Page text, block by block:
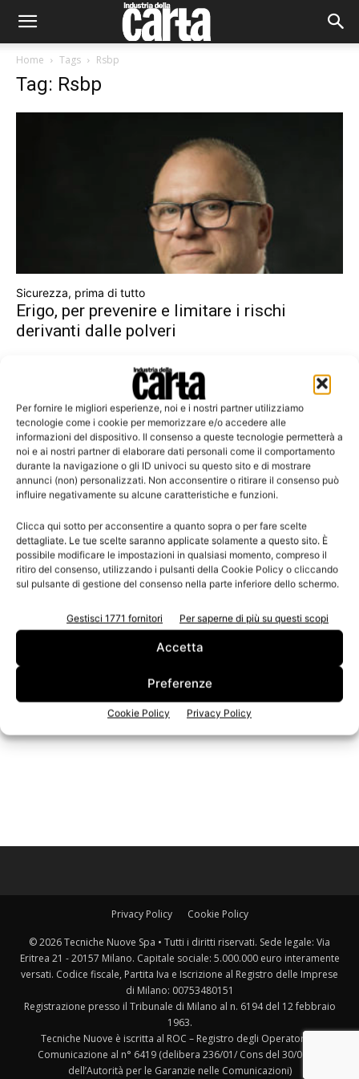
Per fornire le migliori esperienze, noi e i nostri partner utilizziamo
tecnologie come i cookie per memorizzare e/o accedere alle
informazioni del dispositivo. Il consenso a queste tecnologie permetterà a
noi e ai nostri partner di elaborare dati personali come il comportamento
durante la navigazione o gli ID univoci su questo sito e di mostrare
annunci (non) personalizzati. Non acconsentire o ritirare il consenso può
influire negativamente su alcune caratteristiche e funzioni.
Clicca qui sotto per acconsentire a quanto sopra o per fare scelte
dettagliate. Le tue scelte saranno applicate solamente a questo sito. È
possibile modificare le impostazioni in qualsiasi momento, compreso il
ritiro del consenso, utilizzando i pulsanti della Cookie Policy o cliccando
sul pulsante di gestione del consenso nella parte inferiore dello schermo.
Gestisci 1771 fornitori Per saperne di più su questi scopi
Accetta
Preferenze
Cookie Policy Privacy Policy
Home Tags Rsbp
Tag: Rsbp
Sicurezza, prima di tutto
Erigo, per prevenire e limitare i rischi
derivanti dalle polveri
Leggi la rivista
Edicola Web
Privacy Policy Cookie Policy
© 2026 Tecniche Nuove Spa • Tutti i diritti riservati. Sede legale: Via
Eritrea 21 - 20157 Milano. Capitale sociale: 5.000.000 euro interamente
versati. Codice fiscale, Partita Iva e Iscrizione al Registro delle Imprese
di Milano: 00753480151
Registrazione presso il Tribunale di Milano al n. 6194 del 12 febbraio
1963.
Tecniche Nuove è iscritta al ROC – Registro degli Operatori di
Comunicazione al n° 6419 (delibera 236/01/ Cons del 30/06/01
dell’Autorità per le Garanzie nelle Comunicazioni)